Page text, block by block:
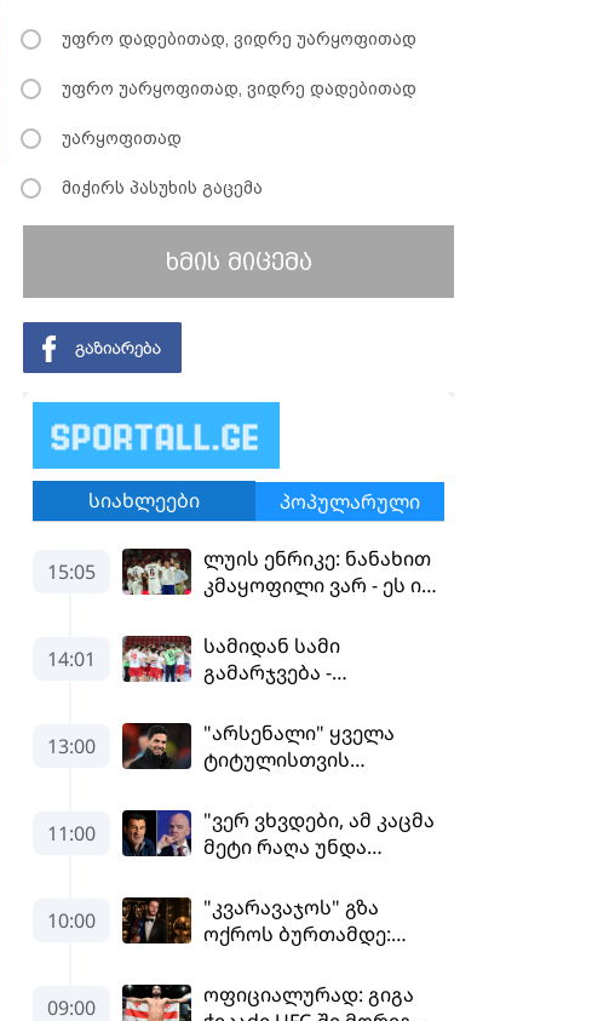
უფრო დადებითად, ვიდრე უარყოფითად
უფრო უარყოფითად, ვიდრე დადებითად
უარყოფითად
მიჭირს პასუხის გაცემა
ხმის მიცემა